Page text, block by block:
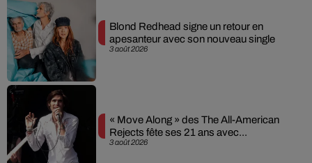
3 août 2026
Blond Redhead signe un retour en
apesanteur avec son nouveau single
3 août 2026
« Move Along » des The All-American
Rejects fête ses 21 ans avec...